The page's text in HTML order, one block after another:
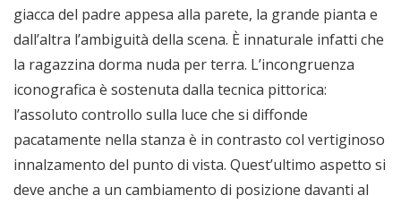
giacca del padre appesa alla parete, la grande pianta e
dall’altra l’ambiguità della scena. È innaturale infatti che
la ragazzina dorma nuda per terra. L’incongruenza
iconografica è sostenuta dalla tecnica pittorica:
l’assoluto controllo sulla luce che si diffonde
pacatamente nella stanza è in contrasto col vertiginoso
innalzamento del punto di vista. Quest’ultimo aspetto si
deve anche a un cambiamento di posizione davanti al